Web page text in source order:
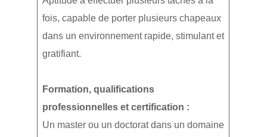
fois, capable de porter plusieurs chapeaux
dans un environnement rapide, stimulant et
gratifiant.
Formation, qualifications
professionnelles et certification :
Un master ou un doctorat dans un domaine